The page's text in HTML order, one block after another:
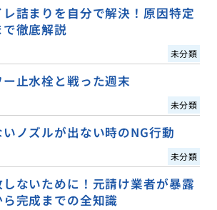
詰まりを自分で解決！原因特定
徹底解説
未分類
止水栓と戦った週末
未分類
ノズルが出ない時のNG行動
未分類
ないために！元請け業者が暴露
完成までの全知識